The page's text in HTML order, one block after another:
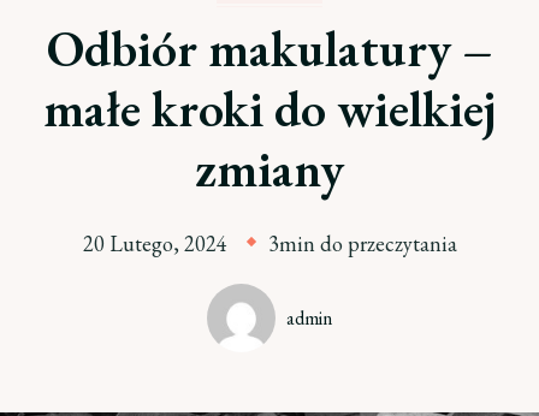
Odbiór makulatury –
małe kroki do wielkiej
zmiany
20 Lutego, 2024 3min do przeczytania
admin